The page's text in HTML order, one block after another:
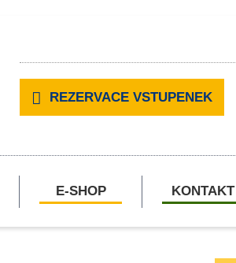
REZERVACE VSTUPENEK
E-SHOP KONTAKT